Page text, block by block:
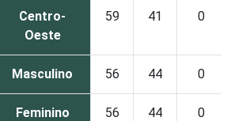
Centro-
Oeste
59 41 0
Masculino 56 44 0
Feminino 56 44 0